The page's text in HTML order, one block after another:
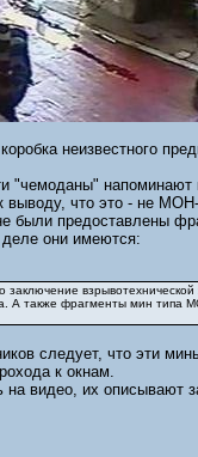
неизвестного
"чемоданы" напоминают
выводу, что это - не
были предоставлены
они имеются:
заключение
А также фрагменты мин типа
следует, что эти
к окнам.
видео, их описывают